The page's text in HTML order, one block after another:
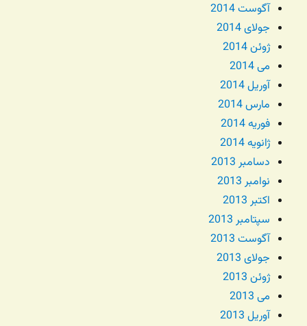
آگوست 2014
جولای 2014
ژوئن 2014
می 2014
آوریل 2014
مارس 2014
فوریه 2014
ژانویه 2014
دسامبر 2013
نوامبر 2013
اکتبر 2013
سپتامبر 2013
آگوست 2013
جولای 2013
ژوئن 2013
می 2013
آوریل 2013